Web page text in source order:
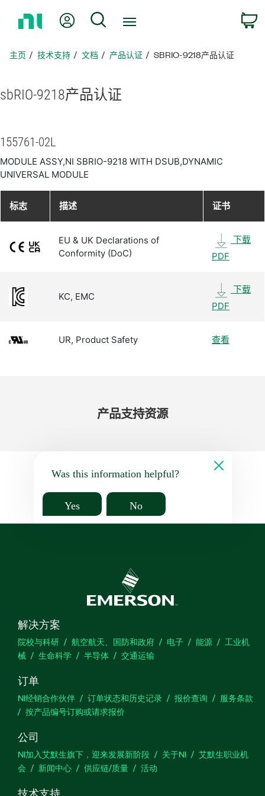
页
我的账户 搜索
主页 技术支持 文档 产品认证 SBRIO-9218产品认证
sbRIO-9218产品认证
155761-02L
MODULE ASSY,NI SBRIO-9218 WITH DSUB,DYNAMIC
UNIVERSAL MODULE
标志 描述 证书
EU & UK Declarations of
Conformity (DoC)
下载
PDF
KC, EMC
下载
PDF
UR, Product Safety 查看
产品​支持​资源
Was this information helpful?
Yes No
解决方案
院校与科研 航空航天、国防和政府 电子 能源
工业机
械
生命科学 半导体 交通运输
订单
NI经销合作伙伴 订单状态和历史记录 报价查询
服务条款
按产品编号订购或请求报价
公司
NI加入艾默生旗下，迎来发展新阶段 关于NI
艾默生职业机
会
新闻中心 供应链/质量 活动
技术支持